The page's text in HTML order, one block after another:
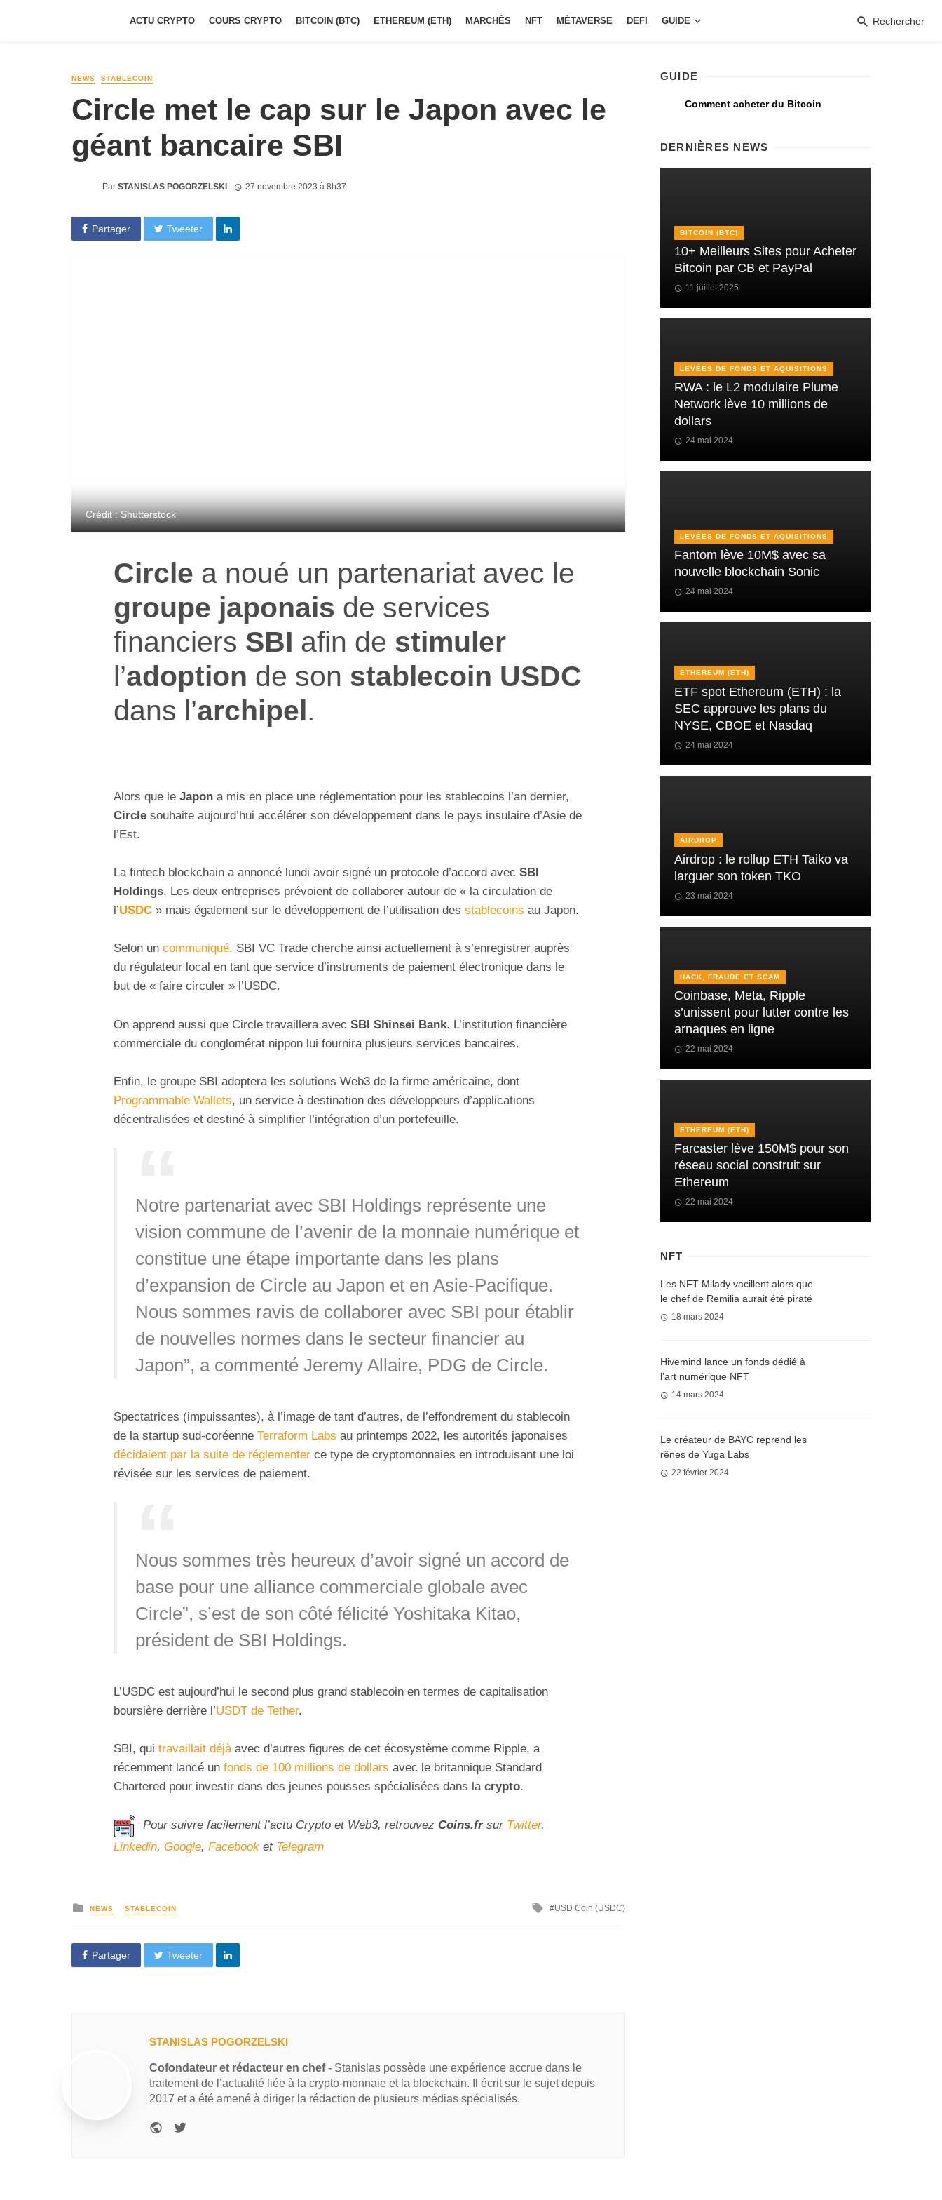
ACTU CRYPTO COURS CRYPTO BITCOIN (BTC) ETHEREUM (ETH) MARCHÉS NFT MÉTAVERSE DEFI GUIDE Rechercher
NEWS STABLECOIN
Circle met le cap sur le Japon avec le
géant bancaire SBI
Par STANISLAS POGORZELSKI 27 novembre 2023 à 8h37
Partager Tweeter
Crédit : Shutterstock
Circle a noué un partenariat avec le
groupe japonais de services
financiers SBI afin de stimuler
l’adoption de son stablecoin USDC
dans l’archipel.
Alors que le Japon a mis en place une réglementation pour les stablecoins l’an dernier,
Circle souhaite aujourd’hui accélérer son développement dans le pays insulaire d’Asie de
l’Est.
La fintech blockchain a annoncé lundi avoir signé un protocole d’accord avec SBI
Holdings. Les deux entreprises prévoient de collaborer autour de « la circulation de
l’USDC » mais également sur le développement de l’utilisation des stablecoins au Japon.
Selon un communiqué, SBI VC Trade cherche ainsi actuellement à s’enregistrer auprès
du régulateur local en tant que service d’instruments de paiement électronique dans le
but de « faire circuler » l’USDC.
On apprend aussi que Circle travaillera avec SBI Shinsei Bank. L’institution financière
commerciale du conglomérat nippon lui fournira plusieurs services bancaires.
Enfin, le groupe SBI adoptera les solutions Web3 de la firme américaine, dont
Programmable Wallets, un service à destination des développeurs d’applications
décentralisées et destiné à simplifier l’intégration d’un portefeuille.
Notre partenariat avec SBI Holdings représente une
vision commune de l’avenir de la monnaie numérique et
constitue une étape importante dans les plans
d’expansion de Circle au Japon et en Asie-Pacifique.
Nous sommes ravis de collaborer avec SBI pour établir
de nouvelles normes dans le secteur financier au
Japon”, a commenté Jeremy Allaire, PDG de Circle.
Spectatrices (impuissantes), à l’image de tant d’autres, de l’effondrement du stablecoin
de la startup sud-coréenne Terraform Labs au printemps 2022, les autorités japonaises
décidaient par la suite de réglementer ce type de cryptomonnaies en introduisant une loi
révisée sur les services de paiement.
Nous sommes très heureux d’avoir signé un accord de
base pour une alliance commerciale globale avec
Circle”, s’est de son côté félicité Yoshitaka Kitao,
président de SBI Holdings.
L’USDC est aujourd’hui le second plus grand stablecoin en termes de capitalisation
boursière derrière l’USDT de Tether.
SBI, qui travaillait déjàavec d’autres figures de cet écosystème comme Ripple, a
récemment lancé un fonds de 100 millions de dollars avec le britannique Standard
Chartered pour investir dans des jeunes pousses spécialisées dans la crypto.
Pour suivre facilement l’actu Crypto et Web3, retrouvez Coins.fr sur Twitter,
Linkedin, Google, Facebook et Telegram
NEWS STABLECOIN USD Coin (USDC)
Partager Tweeter
STANISLAS POGORZELSKI
Cofondateur et rédacteur en chef- Stanislas possède une expérience accrue dans le
traitement de l’actualité liée à la crypto-monnaie et la blockchain. Il écrit sur le sujet depuis
2017 et a été amené à diriger la rédaction de plusieurs médias spécialisés.
GUIDE
Comment acheter du Bitcoin
DERNIÈRES NEWS
BITCOIN (BTC)
10+ Meilleurs Sites pour Acheter
Bitcoin par CB et PayPal
11 juillet 2025
LEVÉES DE FONDS ET AQUISITIONS
RWA : le L2 modulaire Plume
Network lève 10 millions de
dollars
24 mai 2024
LEVÉES DE FONDS ET AQUISITIONS
Fantom lève 10M$ avec sa
nouvelle blockchain Sonic
24 mai 2024
ETHEREUM (ETH)
ETF spot Ethereum (ETH) : la
SEC approuve les plans du
NYSE, CBOE et Nasdaq
24 mai 2024
AIRDROP
Airdrop : le rollup ETH Taiko va
larguer son token TKO
23 mai 2024
HACK, FRAUDE ET SCAM
Coinbase, Meta, Ripple
s’unissent pour lutter contre les
arnaques en ligne
22 mai 2024
ETHEREUM (ETH)
Farcaster lève 150M$ pour son
réseau social construit sur
Ethereum
22 mai 2024
NFT
Les NFT Milady vacillent alors que
le chef de Remilia aurait été piraté
18 mars 2024
Hivemind lance un fonds dédié à
l’art numérique NFT
14 mars 2024
Le créateur de BAYC reprend les
rênes de Yuga Labs
22 février 2024